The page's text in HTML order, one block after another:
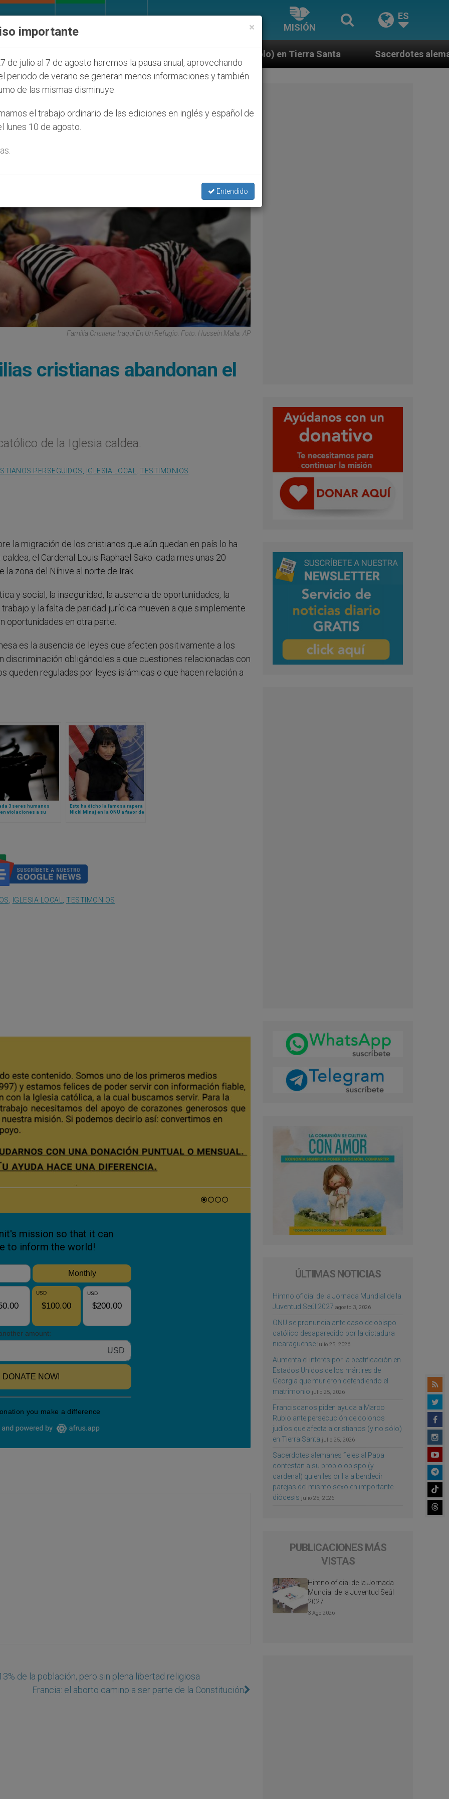
MISIÓN
ES
que afecta a cristianos (y no sólo) en Tierra Santa Sacerdotes alemanes fieles al Papa
Familia Cristiana Iraquí En Un Refugio. Foto: Hussein Malla; AP
cristianas abandonan el
de la Iglesia caldea.
PERSEGUIDOS, IGLESIA LOCAL, TESTIMONIOS
la migración de los cristianos que aún quedan en país lo ha
el Cardenal Louis Raphael Sako: cada mes unas 20
zona del Nínive al norte de Irak.
y social, la inseguridad, la ausencia de oportunidades, la
y la falta de paridad jurídica mueven a que simplemente
oportunidades en otra parte.
es la ausencia de leyes que afecten positivamente a los
discriminación obligándoles a que cuestiones relacionadas con
queden reguladas por leyes islámicas o que hacen relación a
3 seres humanos
violaciones a su
Esto ha dicho la famosa rapera
Nicki Minaj en la ONU a favor de
, IGLESIA LOCAL, TESTIMONIOS
de la población, pero sin plena libertad religiosa
Francia: el aborto camino a ser parte de la Constitución
ÚLTIMAS NOTICIAS
Himno oficial de la Jornada Mundial de la
Juventud Seúl 2027 agosto 3, 2026
ONU se pronuncia ante caso de obispo
católico desaparecido por la dictadura
nicaragüense julio 25, 2026
Aumenta el interés por la beatificación en
Estados Unidos de los mártires de
Georgia que murieron defendiendo el
matrimonio julio 25, 2026
Franciscanos piden ayuda a Marco
Rubio ante persecución de colonos
judíos que afecta a cristianos (y no sólo)
en Tierra Santa julio 25, 2026
Sacerdotes alemanes fieles al Papa
contestan a su propio obispo (y
cardenal) quien les orilla a bendecir
parejas del mismo sexo en importante
diócesis julio 25, 2026
PUBLICACIONES MÁS
VISTAS
Himno oficial de la Jornada
Mundial de la Juventud Seúl
2027
3 Ago 2026
×
importante
de julio al 7 de agosto haremos la pausa anual, aprovechando
periodo de verano se generan menos informaciones y también
de las mismas disminuye.
el trabajo ordinario de las ediciones en inglés y español de
lunes 10 de agosto.
Entendido